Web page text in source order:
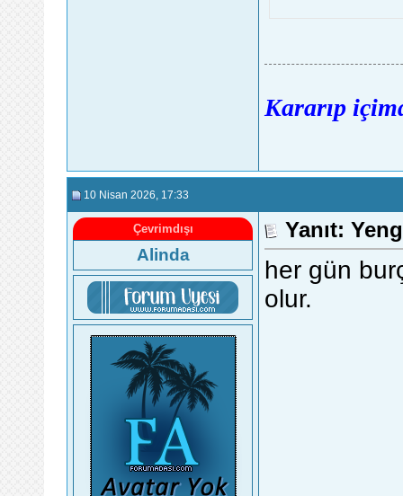
Kararıp
10 Nisan 2026 , 17:33
Çevrimdışı
Alinda
Yanıt:
her gün
olur.